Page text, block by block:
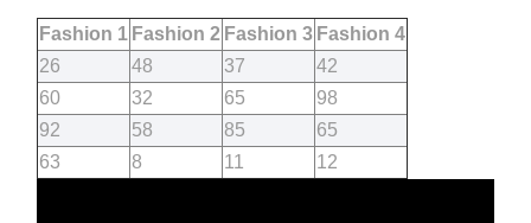
Fashion 1 Fashion 2 Fashion 3 Fashion 4
26
48 37
42
60
32 65
98
92
58 85
65
63
8 11 12